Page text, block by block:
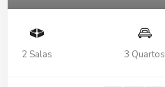
2 Salas 3 Quartos